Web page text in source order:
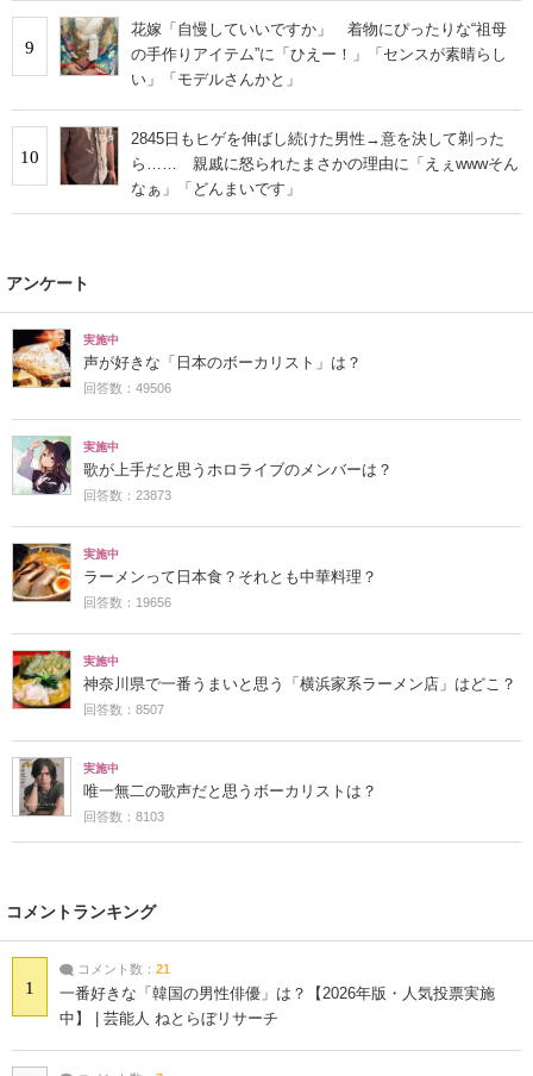
9
花嫁「自慢していいですか」 着物にぴったりな“祖母
の手作りアイテム”に「ひえー！」「センスが素晴らし
い」「モデルさんかと」
10
2845日もヒゲを伸ばし続けた男性→意を決して剃った
ら…… 親戚に怒られたまさかの理由に「えぇwwwそん
なぁ」「どんまいです」
アンケート
実施中
声が好きな「日本のボーカリスト」は？
回答数：49506
実施中
歌が上手だと思うホロライブのメンバーは？
回答数：23873
実施中
ラーメンって日本食？それとも中華料理？
回答数：19656
実施中
神奈川県で一番うまいと思う「横浜家系ラーメン店」はどこ？
回答数：8507
実施中
唯一無二の歌声だと思うボーカリストは？
回答数：8103
コメントランキング
1
コメント数： 21
一番好きな「韓国の男性俳優」は？【2026年版・人気投票実施
中】 | 芸能人 ねとらぼリサーチ